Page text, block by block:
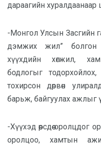
дараагийн
-Монгол Улсын Засгийн
дэмжих жил” болгон
хүүхдийн хөгжил,
бодлогыг
тохирсон дөрвөн
барьж, байгуулах ажлыг
-Хүүхэд өөрсдөө
оролцоо, хамтын